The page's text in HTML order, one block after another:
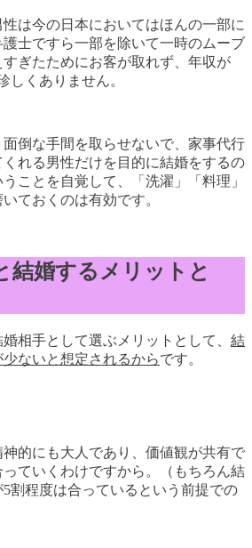
は今の日本においてはほんの一部に
士ですら一部を除いて一時のムーブ
すぎたためにお客が取れず、年収が
しくありません。
倒な手間を取らせないで、家事代行
れる男性だけを目的に結婚をするの
ことを自覚して、「洗濯」「料理」
ておくのは有効です。
結婚するメリットと
相手として選ぶメリットとして、 結
ないと想定されるからです。
的にも大人であり、価値観が共有で
ていくわけですから。（もちろん結
割程度は合っているという前提での